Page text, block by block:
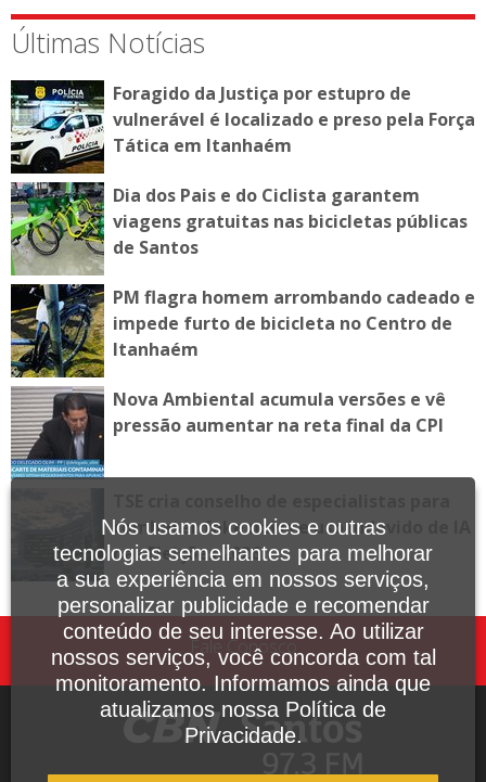
Últimas Notícias
Foragido da Justiça por estupro de
vulnerável é localizado e preso pela Força
Tática em Itanhaém
Dia dos Pais e do Ciclista garantem
viagens gratuitas nas bicicletas públicas
de Santos
PM flagra homem arrombando cadeado e
impede furto de bicicleta no Centro de
Itanhaém
Nova Ambiental acumula versões e vê
pressão aumentar na reta final da CPI
combater fake news e uso indevido de IA
nas Eleições 2026
Fale Conosco
Nós usamos cookies e outras
tecnologias semelhantes para melhorar
a sua experiência em nossos serviços,
personalizar publicidade e recomendar
conteúdo de seu interesse. Ao utilizar
nossos serviços, você concorda com tal
monitoramento. Informamos ainda que
atualizamos nossa Política de
Privacidade.